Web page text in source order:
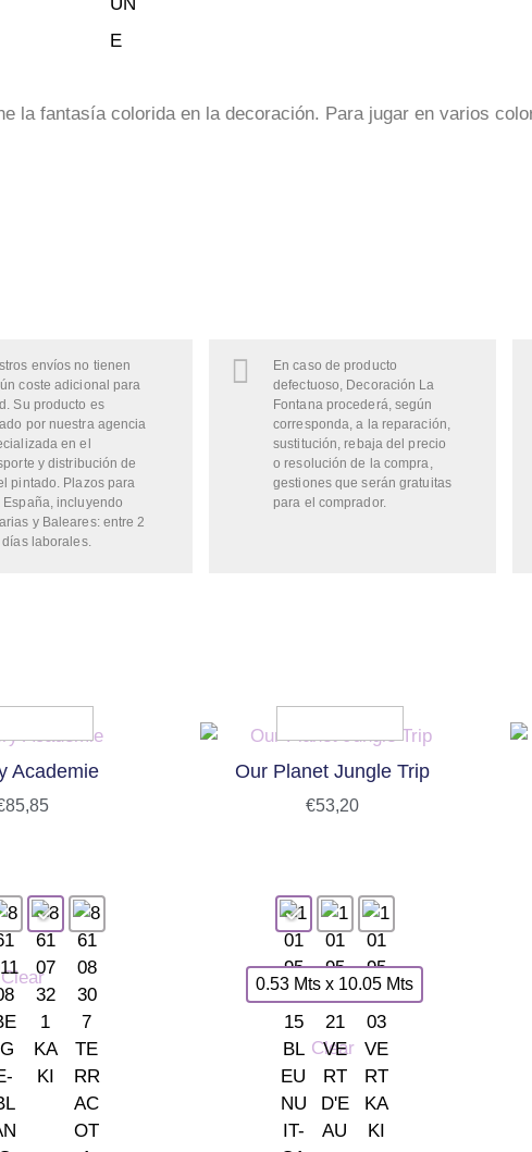
la fantasía colorida en la decoración. Para jugar en varios
envíos no tienen
coste adicional para
Su producto es
por nuestra agencia
en el
y distribución de
pintado. Plazos para
España, incluyendo
y Baleares: entre 2
laborales.
En caso de producto
defectuoso, Decoración La
Fontana procederá, según
corresponda, a la reparación,
sustitución, rebaja del precio
o resolución de la compra,
gestiones que serán gratuitas
para el comprador.
Academie
85,85
Clear
Our Planet Jungle Trip
€53,20
0.53 Mts x 10.05 Mts
Clear